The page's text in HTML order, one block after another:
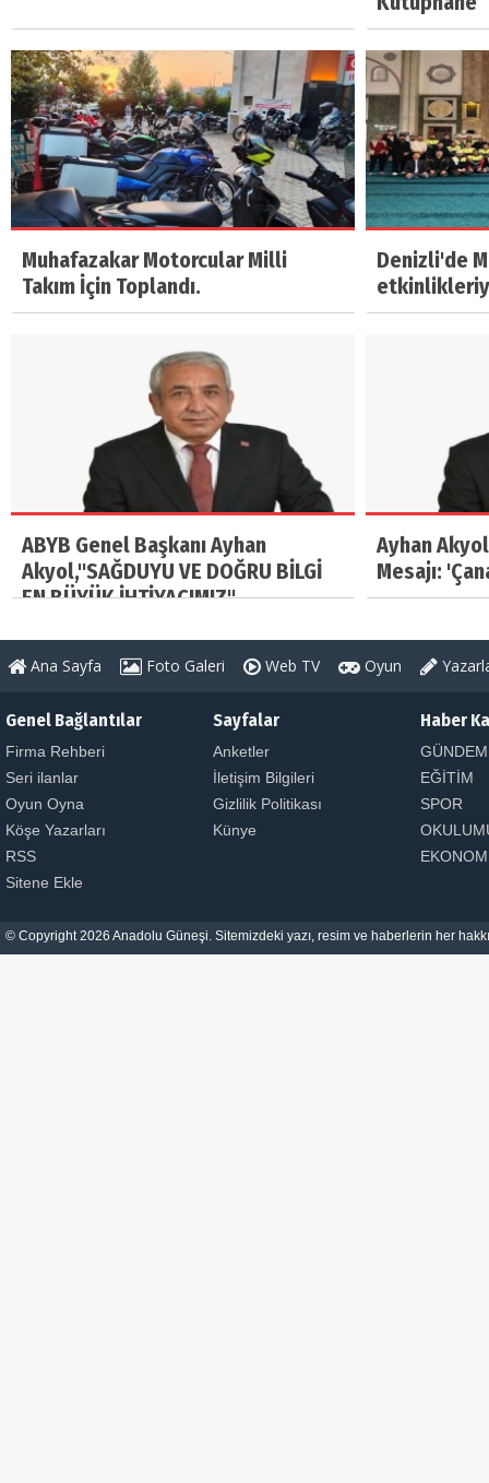
Muhafazakar Motorcular Milli
Takım İçin Toplandı.
Denizli'de
ABYB Genel Başkanı Ayhan
Akyol,"SAĞDUYU VE DOĞRU BİLGİ
EN BÜYÜK İHTİYACIMIZ"
Ayhan
Mesajı:
Ana Sayfa Foto Galeri Web TV Oyun
Genel Bağlantılar
Firma Rehberi
Seri ilanlar
Oyun Oyna
Köşe Yazarları
RSS
Sitene Ekle
Sayfalar
Anketler
İletişim Bilgileri
Gizlilik Politikası
Künye
Haber
GÜNDEM
EĞİTİM
SPOR
© Copyright 2026 Anadolu Güneşi. Sitemizdeki yazı, resim ve haberlerin her